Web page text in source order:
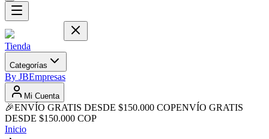
Tienda
Categorías
By JBEmpresas
Mi Cuenta
🎉ENVÍO GRATIS DESDE $150.000 COPENVÍO GRATIS
DESDE $150.000 COP
Inicio